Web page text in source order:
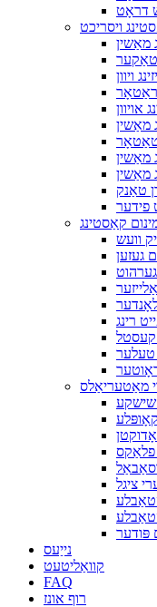
דראָט
ויסריכט
מאַשין
ויוון
אויוון
מאַשין
מאַשין
מאַשין
טאַנק
פידער
קאַסטינג
וועש
געזען
רינג
קעסטל
טעלער
מאַטעריאַלס
פלאַקס
ציגל
נייַעס
קוואַליטעט
FAQ
רוף אונז